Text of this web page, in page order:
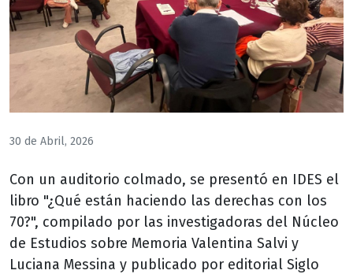
30 de Abril, 2026
Con un auditorio colmado, se presentó en IDES el
libro "¿Qué están haciendo las derechas con los
70?", compilado por las investigadoras del Núcleo
de Estudios sobre Memoria Valentina Salvi y
Luciana Messina y publicado por editorial Siglo